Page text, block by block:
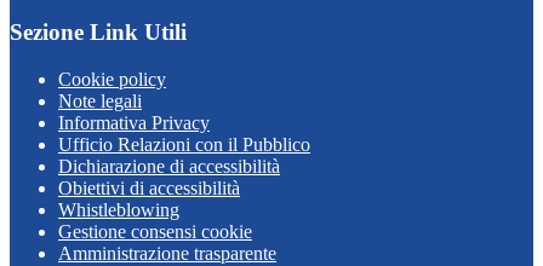
Sezione Link Utili
Cookie policy
Note legali
Informativa Privacy
Ufficio Relazioni con il Pubblico
Dichiarazione di accessibilità
Obiettivi di accessibilità
Whistleblowing
Gestione consensi cookie
Amministrazione trasparente